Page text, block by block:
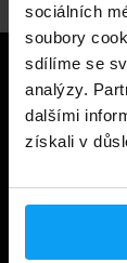
sociálních
soubory
sdílíme se
analýzy.
dalšími
získali v
Užitečné
Způsoby a
Ochrana
Prohlášení o